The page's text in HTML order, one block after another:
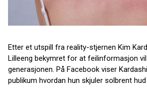
Etter et utspill fra reality-stjernen Kim
Lilleeng bekymret for at feilinformasjon
generasjonen. På Facebook viser
publikum hvordan hun skjuler solbrent